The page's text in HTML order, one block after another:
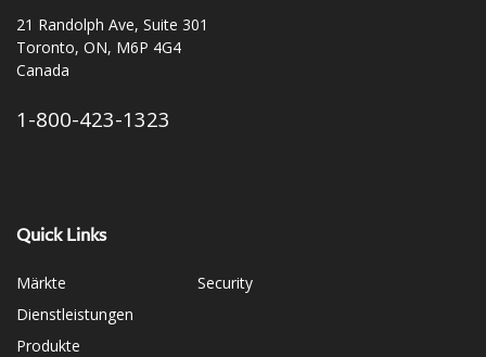
21 Randolph Ave, Suite 301
Toronto, ON, M6P 4G4
Canada
1-800-423-1323
Quick Links
Märkte
Dienstleistungen
Produkte
Security